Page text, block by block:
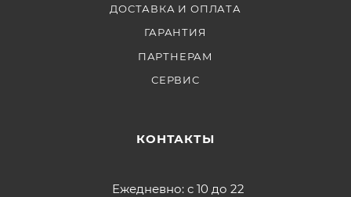
ДОСТАВКА И ОПЛАТА
ГАРАНТИЯ
ПАРТНЕРАМ
СЕРВИС
КОНТАКТЫ
Ежедневно: с 10 до 22